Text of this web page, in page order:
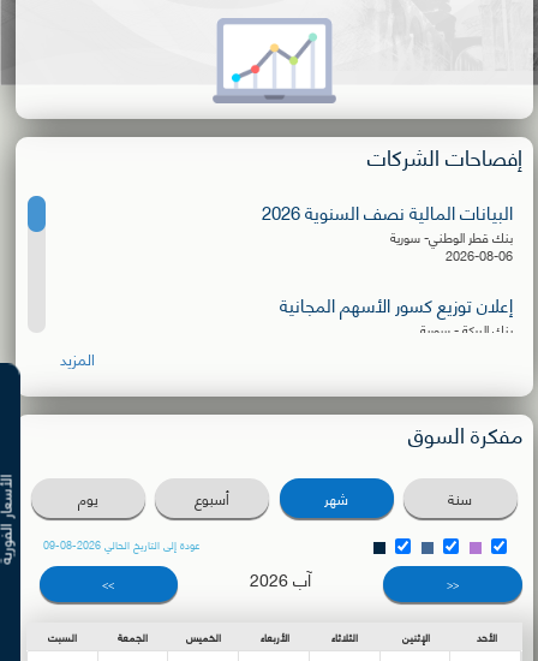
إفصاحات الشركات
البيانات المالية نصف السنوية 2026
بنك قطر الوطني- سورية
2026-08-06
إعلان توزيع كسور الأسهم المجانية
بنك البركة - سورية
البيانات المالية نصف السنوية 2026
الشركة الأهلية للنقل
2026-08-03
دعوة للترشح لعضوية مجلس الإدارة
بنك سورية والمهجر
دعوة اجتماع الهيئة العامة العادية
بنك البركة - سورية
المزيد
مفكرة السوق
سنة شهر أسبوع يوم
عودة إلى التاريخ الحالي 2026-08-09
<<
آب 2026 >>
الأحد الإثنين الثلاثاء الأربعاء الخميس الجمعة السبت